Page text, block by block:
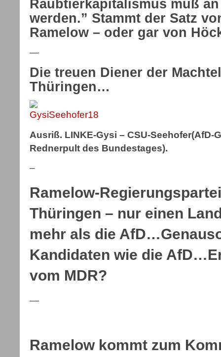
Raubtierkapitalismus muß
werden.” Stammt der Satz
Ramelow – oder gar von
—
Die treuen Diener der
Thüringen…
Ausriß. LINKE-Gysi – CSU-Seehofer(AfD-
Rednerpult des Bundestages).
–
Ramelow-
Thüringen – nur einen
mehr als die
Kandidaten wie die
vom MDR?
—
Ramelow kommt zum